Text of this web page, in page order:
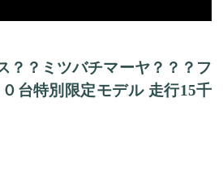
？？ミツバチマーヤ？？？フ
台特別限定モデル 走行15千